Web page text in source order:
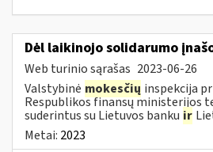
Dėl laikinojo solidarumo
Web turinio sąrašas 2023-06-26
Valstybinė mokesčių inspekcija
Respublikos finansų ministerijos
suderintus su Lietuvos banku ir
Metai: 2023